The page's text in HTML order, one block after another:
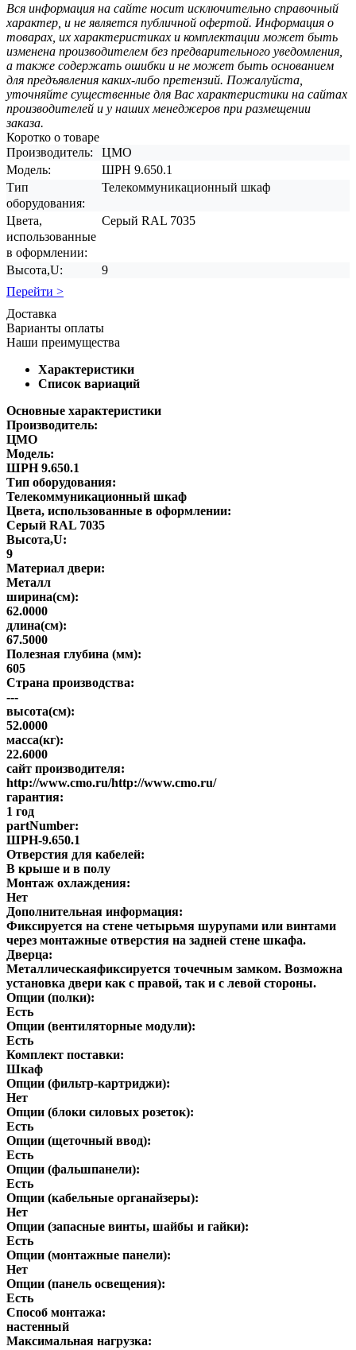
Вся информация на сайте носит исключительно справочный
характер, и не является публичной офертой. Информация о
товарах, их характеристиках и комплектации может быть
изменена производителем без предварительного уведомления,
а также содержать ошибки и не может быть основанием
для предъявления каких-либо претензий. Пожалуйста,
уточняйте существенные для Вас характеристики на сайтах
производителей и у наших менеджеров при размещении
заказа.
Коротко о товаре
Производитель:
ЦМО
Модель:
ШРН 9.650.1
Тип
оборудования:
Телекоммуникационный шкаф
Цвета,
использованные
в оформлении:
Серый RAL 7035
Высота,U:
9
Перейти >
Доставка
Варианты оплаты
Наши преимущества
Характеристики
Список вариаций
Основные характеристики
Производитель:
ЦМО
Модель:
ШРН 9.650.1
Тип оборудования:
Телекоммуникационный шкаф
Цвета, использованные в оформлении:
Серый RAL 7035
Высота,U:
9
Материал двери:
Металл
ширина(см):
62.0000
длина(см):
67.5000
Полезная глубина (мм):
605
Страна производства:
---
высота(см):
52.0000
масса(кг):
22.6000
сайт производителя:
http://www.cmo.ru/http://www.cmo.ru/
гарантия:
1 год
partNumber:
ШРН-9.650.1
Отверстия для кабелей:
В крыше и в полу
Монтаж охлаждения:
Нет
Дополнительная информация:
Фиксируется на стене четырьмя шурупами или винтами
через монтажные отверстия на задней стене шкафа.
Дверца:
Металлическаяфиксируется точечным замком. Возможна
установка двери как с правой, так и с левой стороны.
Опции (полки):
Есть
Опции (вентиляторные модули):
Есть
Комплект поставки:
Шкаф
Опции (фильтр-картриджи):
Нет
Опции (блоки силовых розеток):
Есть
Опции (щеточный ввод):
Есть
Опции (фальшпанели):
Есть
Опции (кабельные органайзеры):
Нет
Опции (запасные винты, шайбы и гайки):
Есть
Опции (монтажные панели):
Нет
Опции (панель освещения):
Есть
Способ монтажа:
настенный
Максимальная нагрузка: